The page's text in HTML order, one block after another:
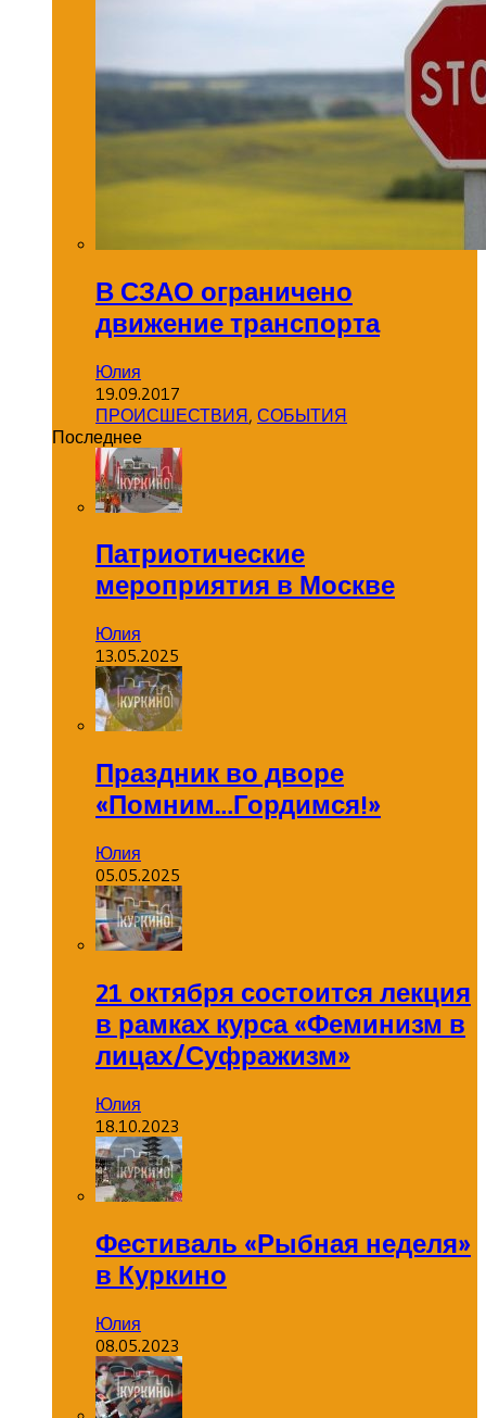
В СЗАО ограничено
движение транспорта
Юлия
19.09.2017
ПРОИСШЕСТВИЯ, СОБЫТИЯ
Последнее
Патриотические
мероприятия в Москве
Юлия
13.05.2025
Праздник во дворе
«Помним…Гордимся!»
Юлия
05.05.2025
21 октября состоится лекция
в рамках курса «Феминизм в
лицах/Суфражизм»
Юлия
18.10.2023
Фестиваль «Рыбная неделя»
в Куркино
Юлия
08.05.2023